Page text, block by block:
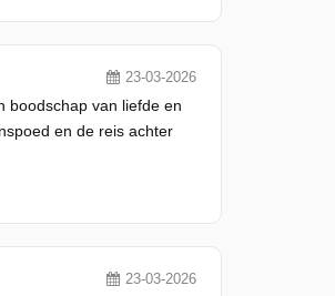
23-03-2026
boodschap van liefde en
en de reis achter
23-03-2026